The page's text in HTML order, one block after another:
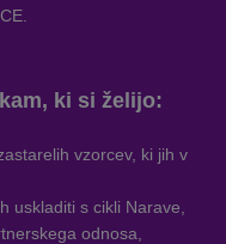
ki si želijo:
vzorcev, ki jih v
uskladiti s cikli Narave,
odnosa,